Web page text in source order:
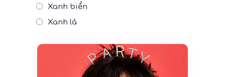
Xanh biển
Xanh lá